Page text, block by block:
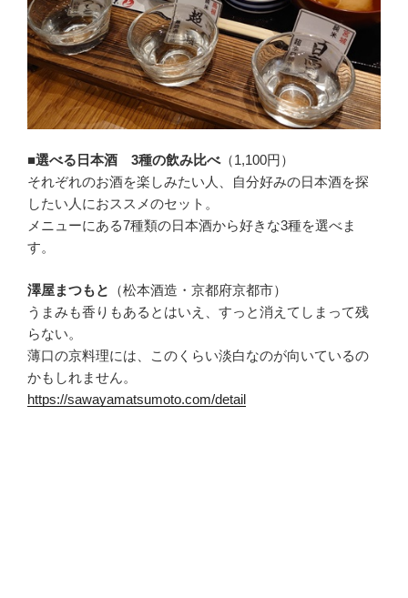
■選べる日本酒 3種の飲み比べ（1,100円）
それぞれのお酒を楽しみたい人、自分好みの日本酒を探
したい人におススメのセット。
メニューにある7種類の日本酒から好きな3種を選べま
す。
澤屋まつもと
（松本酒造・京都府京都市）
うまみも香りもあるとはいえ、すっと消えてしまって残
らない。
薄口の京料理には、このくらい淡白なのが向いているの
かもしれません。
https://sawayamatsumoto.com/detail